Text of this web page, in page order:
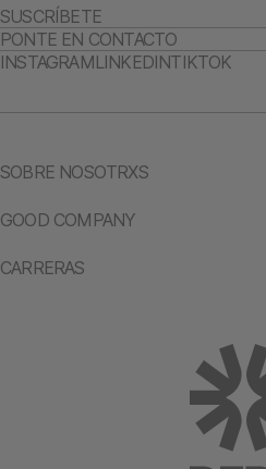
SOBRE NOSOTRXS
GOOD COMPANY
CARRERAS
SUSCRÍBETE
PONTE EN CONTACTO
INSTAGRAMLINKEDINTIKTOK